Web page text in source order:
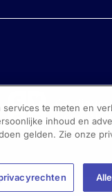
te meten en
inhoud en
gelden. Zie onze